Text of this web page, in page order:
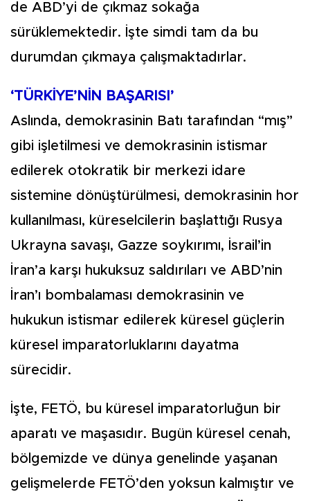
de ABD’yi de çıkmaz sokağa
sürüklemektedir. İşte simdi tam da bu
durumdan çıkmaya çalışmaktadırlar.
‘TÜRKİYE’NİN BAŞARISI’
Aslında, demokrasinin Batı tarafından “mış”
gibi işletilmesi ve demokrasinin istismar
edilerek otokratik bir merkezi idare
sistemine dönüştürülmesi, demokrasinin hor
kullanılması, küreselcilerin başlattığı Rusya
Ukrayna savaşı, Gazze soykırımı, İsrail’in
İran’a karşı hukuksuz saldırıları ve ABD’nin
İran’ı bombalaması demokrasinin ve
hukukun istismar edilerek küresel güçlerin
küresel imparatorluklarını dayatma
sürecidir.
İşte, FETÖ, bu küresel imparatorluğun bir
aparatı ve maşasıdır. Bugün küresel cenah,
bölgemizde ve dünya genelinde yaşanan
gelişmelerde FETÖ’den yoksun kalmıştır ve